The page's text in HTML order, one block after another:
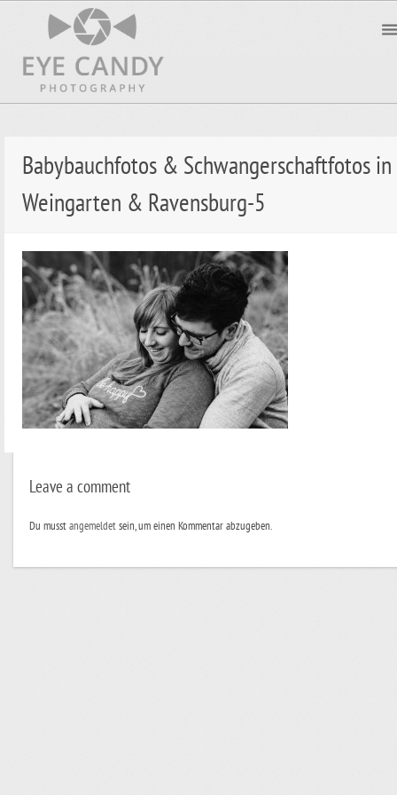
Babybauchfotos & Schwangerschaftfotos in
Weingarten & Ravensburg-5
Leave a comment
Du musstangemeldetsein, um einen Kommentar abzugeben.